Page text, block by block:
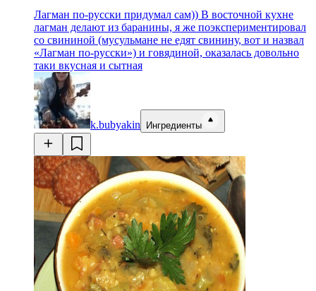
Лагман по-русски придумал сам)) В восточной кухне
лагман делают из баранины, я же поэкспериментировал
со свининой (мусульмане не едят свинину, вот и назвал
«Лагман по-русски») и говядиной, оказалась довольно
таки вкусная и сытная
k.bubyakin Ингредиенты